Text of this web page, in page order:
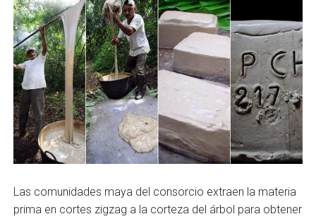
Las comunidades maya del consorcio extraen la materia
prima en cortes zigzag a la corteza del árbol para obtener